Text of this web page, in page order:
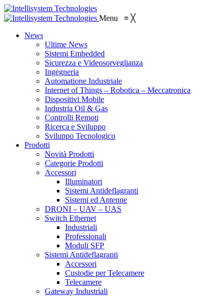
Menu ≡ ╳
News
Ultime News
Sistemi Embedded
Sicurezza e Videosorveglianza
Ingegneria
Automatione Industriale
Internet of Things – Robotica – Meccatronica
Dispositivi Mobile
Industria Oil & Gas
Controlli Remoti
Ricerca e Sviluppo
Sviluppo Tecnologico
Prodotti
Novità Prodotti
Categorie Prodotti
Accessori
Illuminatori
Sistemi Antideflagranti
Sistemi ed Antenne
DRONI – UAV – UAS
Switch Ethernet
Industriali
Professionali
Moduli SFP
Sistemi Antideflagranti
Accessori
Custodie per Telecamere
Telecamere
Gateway Industriali